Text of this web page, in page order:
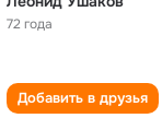
72 года
Добавить в друзья